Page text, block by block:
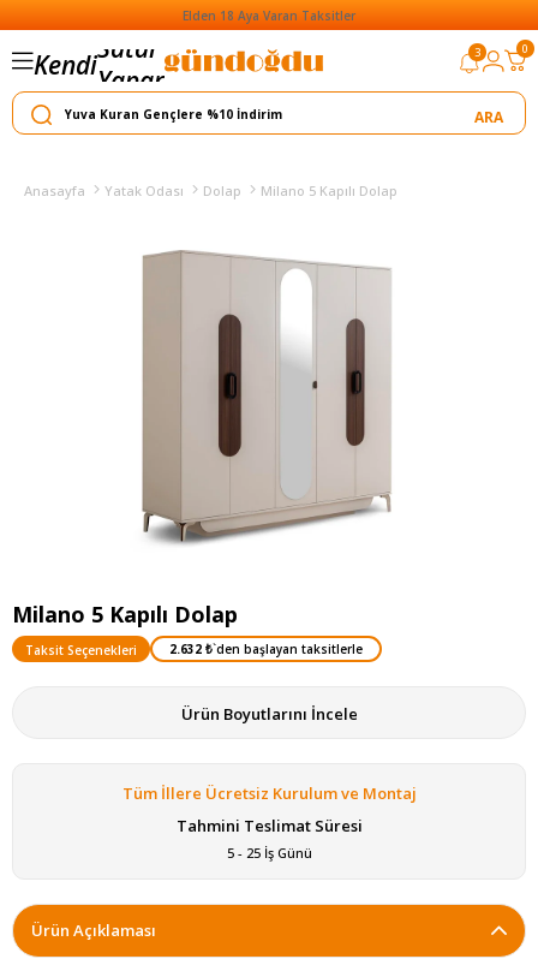
Elden 18 Aya Varan Taksitler
Kendi
Satar
Yapar
3 0
Anasayfa Yatak Odası Dolap Milano 5 Kapılı Dolap
Milano 5 Kapılı Dolap
Taksit Seçenekleri 2.632 ₺`den başlayan taksitlerle
Ürün Boyutlarını İncele
Tüm İllere Ücretsiz Kurulum ve Montaj
Tahmini Teslimat Süresi
5 - 25 İş Günü
Ürün Açıklaması